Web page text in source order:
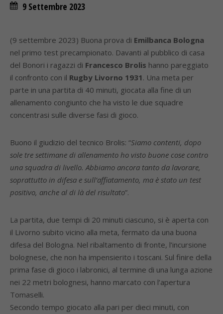
9 Settembre 2023
(9 settembre 2023) Buona prova di Emilbanca Bologna
nel primo test precampionato. Davanti al pubblico di casa
del Bonori i ragazzi di Francesco Brolis hanno pareggiato
il confronto con il Rugby Livorno 1931 . Una meta per
parte in una partita di 40 minuti, giocata alla fine di un
allenamento congiunto che ha visto le due squadre
concentrasi sulle diverse fasi di gioco.
Buono il giudizio del tecnico Brolis: “Siamo contenti, dopo
sole tre settimane di allenamento ho visto buone cose contro
una squadra di livello. Abbiamo ancora tanto da lavorare,
soprattutto in difesa e sull’affiatamento, ma è stato un test
positivo, anche al di là del risultato”.
La partita, due tempi di 20 minuti ciascuno, si è aperta con
il Livorno subito vicino alla meta, fermato da una buona
difesa del Bologna. Nel ribaltamento di fronte, l’incursione
bolognese, che non ha impensierito i toscani. Sul finire della
prima fase di gioco i labronici, al termine di una lunga azione
nei 22 metri bolognesi, hanno marcato con l’apertura
Tomaselli.
Secondo tempo giocato alla pari per dieci minuti, con